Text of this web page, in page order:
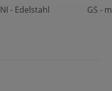
NI - Edelstahl GS -